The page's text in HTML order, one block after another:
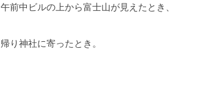
午前中ビルの上から富士山が見えたとき、
帰り神社に寄ったとき。